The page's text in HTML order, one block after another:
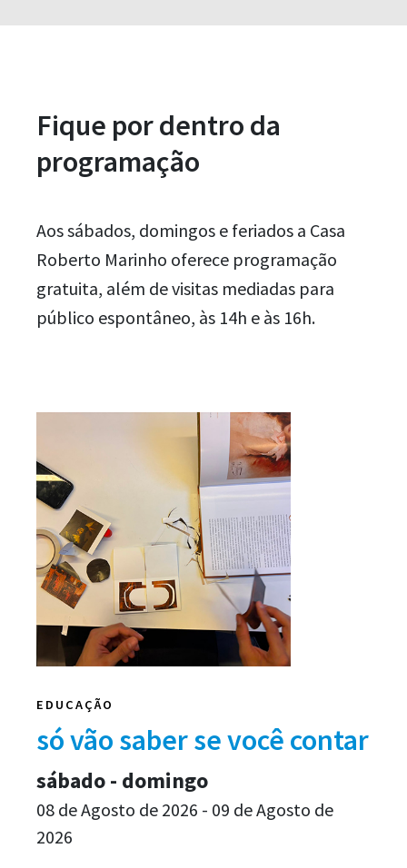
Fique por dentro da
programação
Aos sábados, domingos e feriados a Casa
Roberto Marinho oferece programação
gratuita, além de visitas mediadas para
público espontâneo, às 14h e às 16h.
EDUCAÇÃO
só vão saber se você contar
sábado - domingo
08 de Agosto de 2026 - 09 de Agosto de
2026